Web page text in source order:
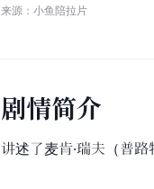
来源：小鱼陪拉片
剧情简介
讲述了麦肯·瑞夫（普